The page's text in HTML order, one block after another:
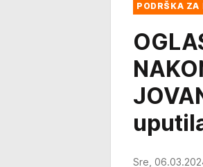
PODRŠKA ZA
Sre,